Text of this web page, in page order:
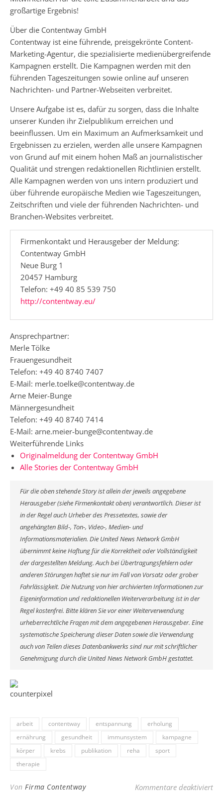
großartige Ergebnis!
Über die Contentway GmbH
Contentway ist eine führende, preisgekrönte Content-
Marketing-Agentur, die spezialisierte medienübergreifende
Kampagnen erstellt. Die Kampagnen werden mit den
führenden Tageszeitungen sowie online auf unseren
Nachrichten- und Partner-Webseiten verbreitet.
Unsere Aufgabe ist es, dafür zu sorgen, dass die Inhalte
unserer Kunden ihr Zielpublikum erreichen und
beeinflussen. Um ein Maximum an Aufmerksamkeit und
Ergebnissen zu erzielen, werden alle unsere Kampagnen
von Grund auf mit einem hohen Maß an journalistischer
Qualität und strengen redaktionellen Richtlinien erstellt.
Alle Kampagnen werden von uns intern produziert und
über führende europäische Medien wie Tageszeitungen,
Zeitschriften und viele der führenden Nachrichten- und
Branchen-Websites verbreitet.
Firmenkontakt und Herausgeber der Meldung:
Contentway GmbH
Neue Burg 1
20457 Hamburg
Telefon: +49 40 85 539 750
http://contentway.eu/
Ansprechpartner:
Merle Tölke
Frauengesundheit
Telefon: +49 40 8740 7407
E-Mail: merle.toelke@contentway.de
Arne Meier-Bunge
Männergesundheit
Telefon: +49 40 8740 7414
E-Mail: arne.meier-bunge@contentway.de
Weiterführende Links
Originalmeldung der Contentway GmbH
Alle Stories der Contentway GmbH
Für die oben stehende Story ist allein der jeweils angegebene
Herausgeber (siehe Firmenkontakt oben) verantwortlich. Dieser ist
in der Regel auch Urheber des Pressetextes, sowie der
angehängten Bild-, Ton-, Video-, Medien- und
Informationsmaterialien. Die United News Network GmbH
übernimmt keine Haftung für die Korrektheit oder Vollständigkeit
der dargestellten Meldung. Auch bei Übertragungsfehlern oder
anderen Störungen haftet sie nur im Fall von Vorsatz oder grober
Fahrlässigkeit. Die Nutzung von hier archivierten Informationen zur
Eigeninformation und redaktionellen Weiterverarbeitung ist in der
Regel kostenfrei. Bitte klären Sie vor einer Weiterverwendung
urheberrechtliche Fragen mit dem angegebenen Herausgeber. Eine
systematische Speicherung dieser Daten sowie die Verwendung
auch von Teilen dieses Datenbankwerks sind nur mit schriftlicher
Genehmigung durch die United News Network GmbH gestattet.
arbeit contentway entspannung
erholung
ernährung
gesundheit immunsystem
kampagne
körper
krebs publikation reha
sport
therapie
Von Firma Contentway Kommentare deaktiviertfür